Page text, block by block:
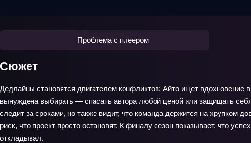
Проблема с плеером
Сюжет
Дедлайны становятся двигателем конфликтов: Айто ищет вдохновение
вынуждена выбирать — спасать автора любой ценой или защищать
следит за сроками, но также видит, что команда держится на хрупком
риск, что проект просто остановят. К финалу сезон показывает, что
откладывал.